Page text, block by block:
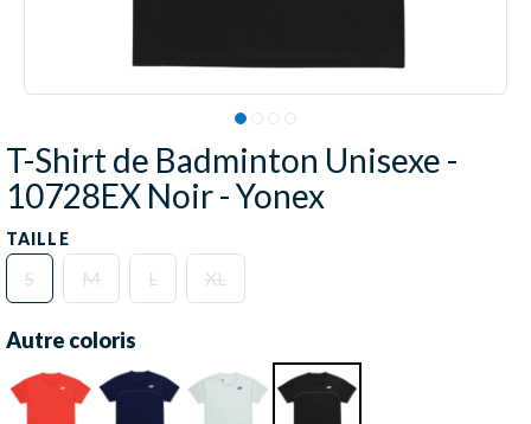
T-Shirt de Badminton Unisexe -
10728EX Noir - Yonex
TAILLE
S M L XL
Autre coloris